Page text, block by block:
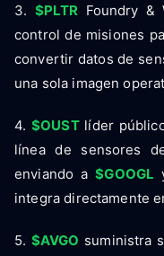
3. $PLTR Foundry &
control de misiones
convertir datos de
una sola imagen
4. $OUSTlíder
línea de sensores
enviando a$GOOGL
integra directamente
5. $AVGO suministra